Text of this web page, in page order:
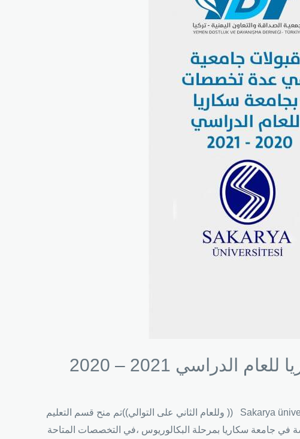
انطلاقا من رؤية الجمعية لتحقيق الاثر المستداموفي ظل التعاون بين جمعية الصداقة والتعاون اليمنية-تركيا وجامعةSakarya üniversitesi (( وللعام الثاني على التوالي))تم منح قسم التعليم
في جامعة سكاريا بمرحلة البكالوريوس ،في التخصصات المتاحة